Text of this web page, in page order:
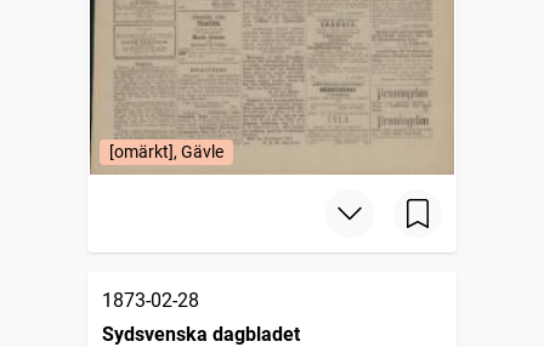
[omärkt], Gävle
1873-02-28
Sydsvenska dagbladet